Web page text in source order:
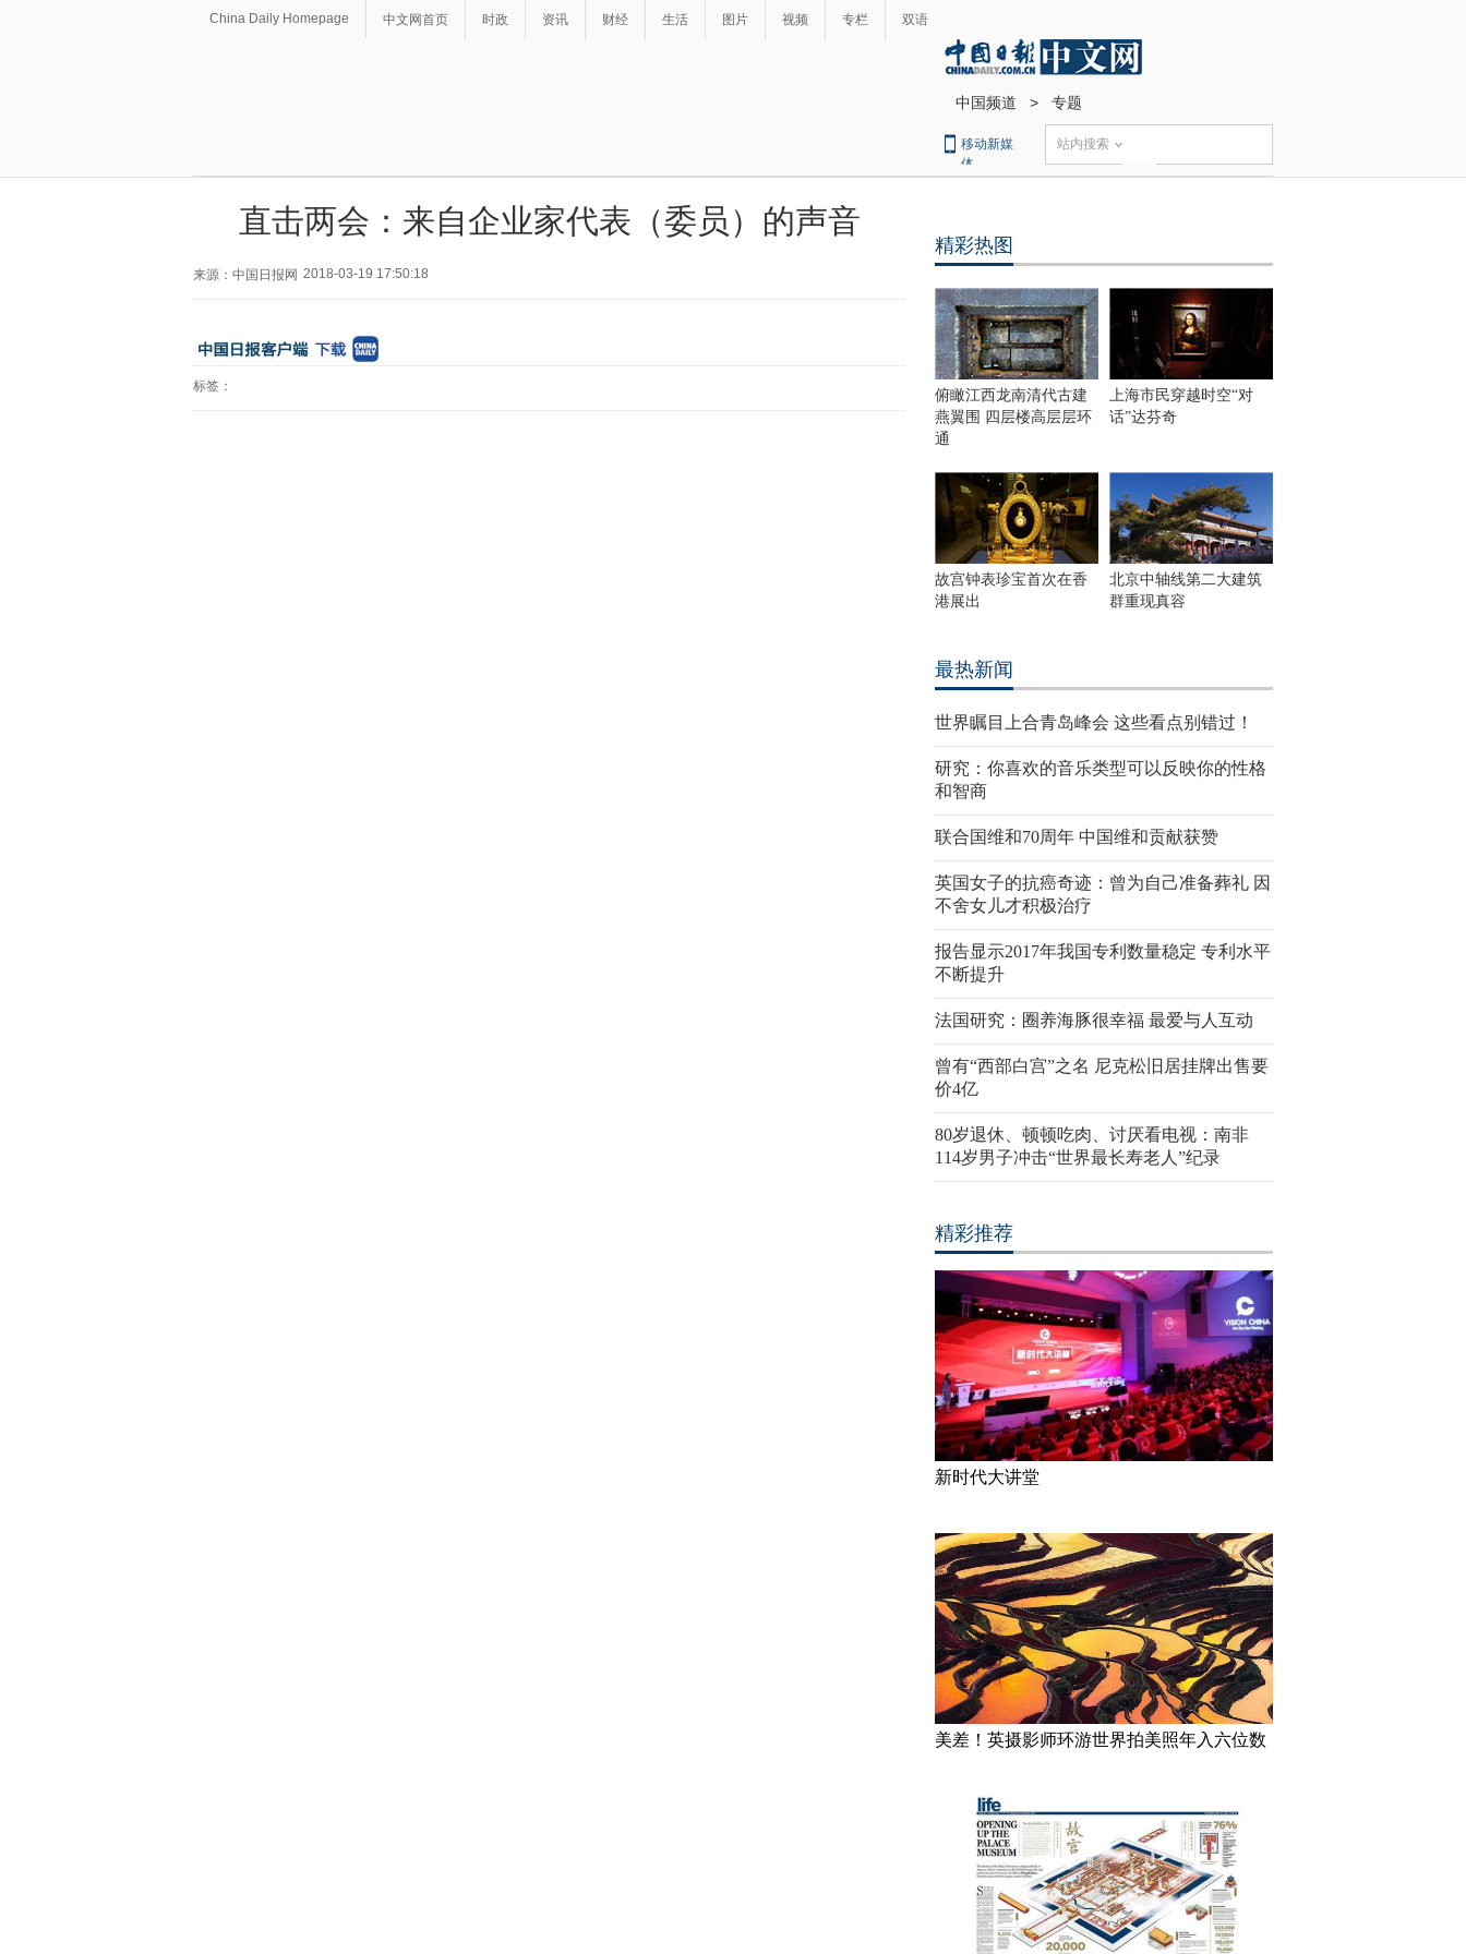
China Daily Homepage 中文网首页 时政 资讯 财经 生活 图片 视频 专栏 双语
中国频道 > 专题
移动新媒
体
站内搜索
直击两会：来自企业家代表（委员）的声音
来源：中国日报网 2018-03-19 17:50:18
标签：
精彩热图
俯瞰江西龙南清代古建
燕翼围 四层楼高层层环
通
上海市民穿越时空“对
话”达芬奇
故宫钟表珍宝首次在香
港展出
北京中轴线第二大建筑
群重现真容
最热新闻
世界瞩目上合青岛峰会 这些看点别错过！
研究：你喜欢的音乐类型可以反映你的性格
和智商
联合国维和70周年 中国维和贡献获赞
英国女子的抗癌奇迹：曾为自己准备葬礼 因
不舍女儿才积极治疗
报告显示2017年我国专利数量稳定 专利水平
不断提升
法国研究：圈养海豚很幸福 最爱与人互动
曾有“西部白宫”之名 尼克松旧居挂牌出售要
价4亿
80岁退休、顿顿吃肉、讨厌看电视：南非
114岁男子冲击“世界最长寿老人”纪录
精彩推荐
新时代大讲堂
美差！英摄影师环游世界拍美照年入六位数